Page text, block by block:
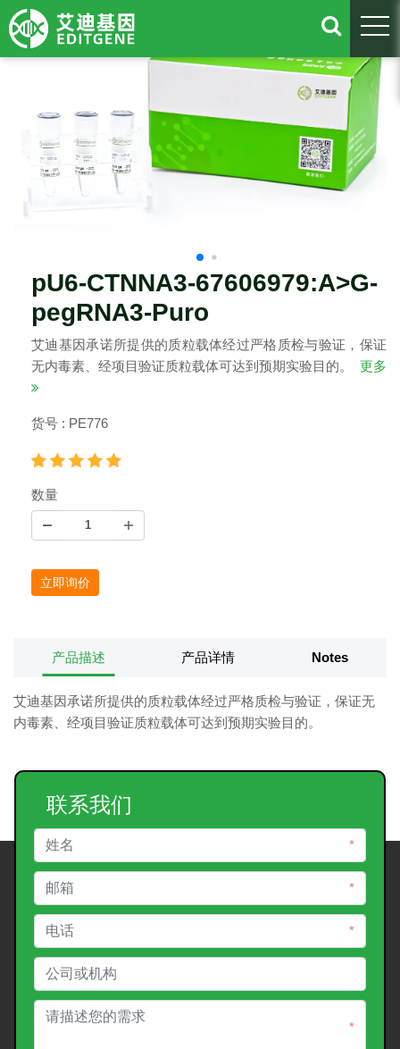
pU6-CTNNA3-67606979:A>G-
pegRNA3-Puro
艾迪基因承诺所提供的质粒载体经过严格质检与验证，保证
无内毒素、经项目验证质粒载体可达到预期实验目的。
更多
货号 : PE776
数量
立即询价
产品描述 产品详情 Notes
艾迪基因承诺所提供的质粒载体经过严格质检与验证，保证无
内毒素、经项目验证质粒载体可达到预期实验目的。
联系我们
*
*
*
*